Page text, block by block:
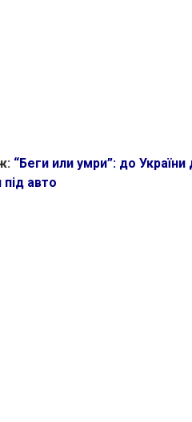
“Беги или умри”: до України
авто